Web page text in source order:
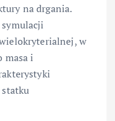
na drgania.
w
masa i
statku